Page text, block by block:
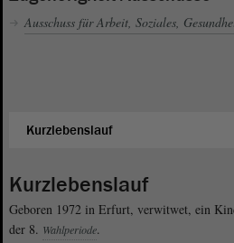
Ausschuss für Arbeit, Soziales,
Kurzlebenslauf
Geboren 1972 in Erfurt, verwitwet, ein
der 8. Wahlperiode.